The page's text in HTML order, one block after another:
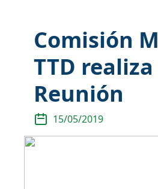
Comisión
TTD
Reunión
15/05/2019